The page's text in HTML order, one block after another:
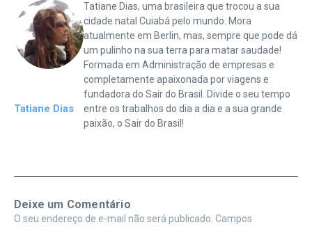
Tatiane Dias
Tatiane Dias, uma brasileira que trocou a sua
cidade natal Cuiabá pelo mundo. Mora
atualmente em Berlin, mas, sempre que pode dá
um pulinho na sua terra para matar saudade!
Formada em Administração de empresas e
completamente apaixonada por viagens e
fundadora do Sair do Brasil. Divide o seu tempo
entre os trabalhos do dia a dia e a sua grande
paixão, o Sair do Brasil!
Deixe um Comentário
O seu endereço de e-mail não será publicado. Campos